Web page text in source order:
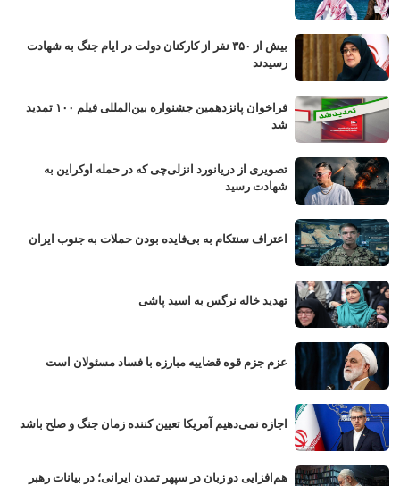
بیش از ۳۵۰ نفر از کارکنان دولت در ایام جنگ به شهادت
رسیدند
فراخوان پانزدهمین جشنواره بین‌المللی فیلم ۱۰۰ تمدید
شد
تصویری از دریانورد انزلی‌چی که در حمله اوکراین به
شهادت رسید
اعتراف سنتکام به بی‌فایده بودن حملات به جنوب ایران
تهدید خاله نرگس به اسید پاشی
عزم جزم قوه قضاییه مبارزه با فساد مسئولان است
اجازه نمی‌دهیم آمریکا تعیین کننده زمان جنگ و صلح باشد
هم‌افزایی دو زبان در سپهر تمدن ایرانی؛ در بیانات رهبر